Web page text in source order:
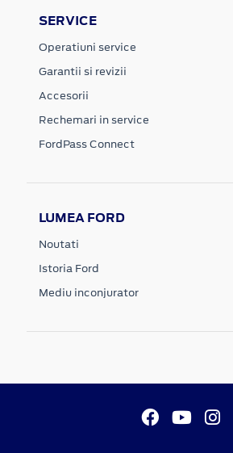
SERVICE
Operatiuni service
Garantii si revizii
Accesorii
Rechemari in service
FordPass Connect
LUMEA FORD
Noutati
Istoria Ford
Mediu inconjurator